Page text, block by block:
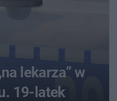
lekarza” w
19-latek